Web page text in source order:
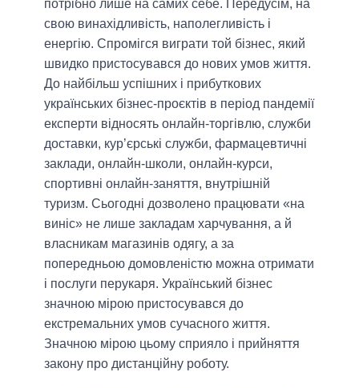
потрібно лише на самих себе. Передусім, на
свою винахідливість, наполегливість і
енергію. Спромігся виграти той бізнес, який
швидко пристосувався до нових умов життя.
До найбільш успішних і прибуткових
українських бізнес-проєктів в період пандемії
експерти відносять онлайн-торгівлю, служби
доставки, кур’єрські служби, фармацевтичні
заклади, онлайн-школи, онлайн-курси,
спортивні онлайн-заняття, внутрішній
туризм. Сьогодні дозволено працювати «на
виніс» не лише закладам харчування, а й
власникам магазинів одягу, а за
попередньою домовленістю можна отримати
і послуги перукаря. Український бізнес
значною мірою пристосувався до
екстремальних умов сучасного життя.
Значною мірою цьому сприяло і прийняття
закону про дистанційну роботу.